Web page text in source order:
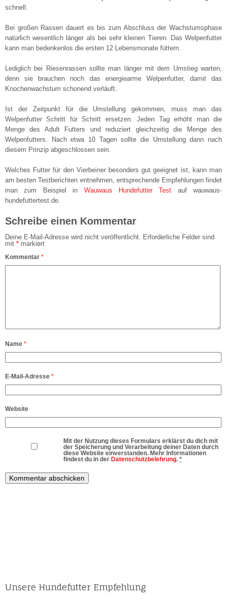
schnell.
Bei großen Rassen dauert es bis zum Abschluss der Wachstumsphase
natürlich wesentlich länger als bei sehr kleinen Tieren. Das Welpenfutter
kann man bedenkenlos die ersten 12 Lebensmonate füttern.
Lediglich bei Riesenrassen sollte man länger mit dem Umstieg warten,
denn sie brauchen noch das energiearme Welpenfutter, damit das
Knochenwachstum schonend verläuft.
Ist der Zeitpunkt für die Umstellung gekommen, muss man das
Welpenfutter Schritt für Schritt ersetzen. Jeden Tag erhöht man die
Menge des Adult Futters und reduziert gleichzeitig die Menge des
Welpenfutters. Nach etwa 10 Tagen sollte die Umstellung dann nach
diesem Prinzip abgeschlossen sein.
Welches Futter für den Vierbeiner besonders gut geeignet ist, kann man
am besten Testberichten entnehmen, entsprechende Empfehlungen findet
man zum Beispiel in Wauwaus Hundefutter Test auf wauwaus-
hundefuttertest.de.
Schreibe einen Kommentar
Deine E-Mail-Adresse wird nicht veröffentlicht. Erforderliche Felder sind
mit * markiert
Kommentar *
Name *
E-Mail-Adresse *
Website
Mit der Nutzung dieses Formulars erklärst du dich mit
der Speicherung und Verarbeitung deiner Daten durch
diese Website einverstanden. Mehr Informationen
findest du in der Datenschutzbelehrung.*
Unsere Hundefutter Empfehlung